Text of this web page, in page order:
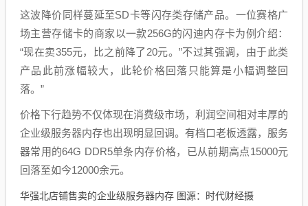
这波降价同样蔓延至SD卡等闪存类存储产品。一位赛格广
场主营存储卡的商家以一款256G的闪迪内存卡为例介绍：
“现在卖355元，比之前降了20元。”不过其强调，由于此类
产品此前涨幅较大，此轮价格回落只能算是小幅调整回
落。”
价格下行趋势不仅体现在消费级市场，利润空间相对丰厚的
企业级服务器内存也出现明显回调。有档口老板透露，服务
器常用的64G DDR5单条内存价格，已从前期高点15000元
回落至如今12000余元。
华强北店铺售卖的企业级服务器内存 图源：时代财经摄